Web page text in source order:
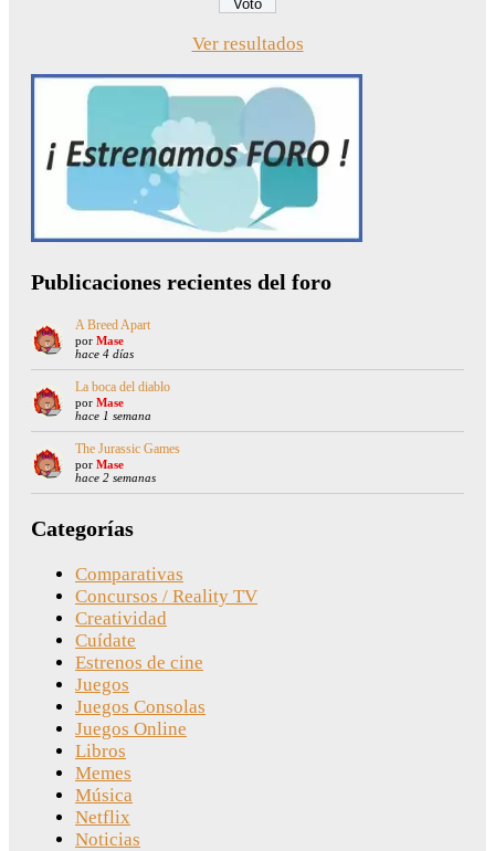
Ver resultados
Publicaciones recientes del foro
A Breed Apart
por Mase
hace 4 días
La boca del diablo
por Mase
hace 1 semana
The Jurassic Games
por Mase
hace 2 semanas
Categorías
Comparativas
Concursos / Reality TV
Creatividad
Cuídate
Estrenos de cine
Juegos
Juegos Consolas
Juegos Online
Libros
Memes
Música
Netflix
Noticias